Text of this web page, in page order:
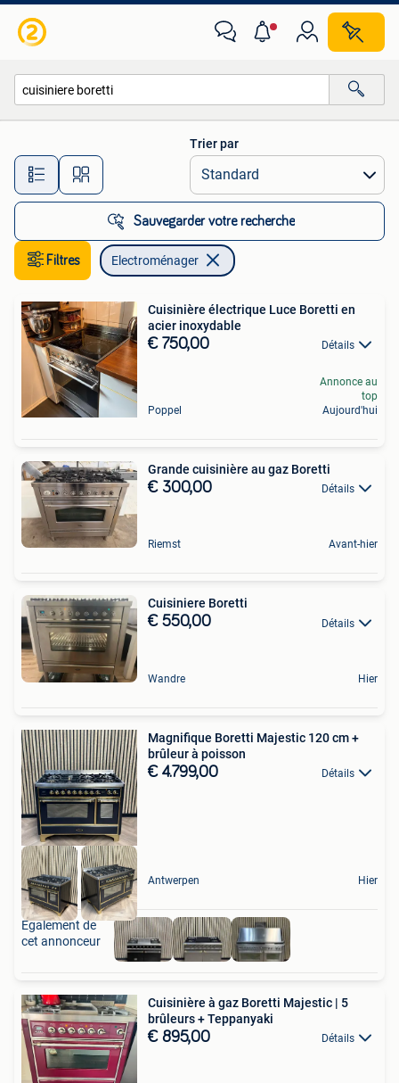
Toutes les distances…
Trier par
Sauvegarder votre recherche
Filtres Electroménager
Cuisinière électrique Luce Boretti en
acier inoxydable
€ 750,00 Détails
Poppel
Annonce au
top
Aujourd'hui
Grande cuisinière au gaz Boretti
€ 300,00 Détails
Riemst Avant-hier
Cuisiniere Boretti
€ 550,00 Détails
Wandre Hier
Magnifique Boretti Majestic 120 cm +
brûleur à poisson
€ 4.799,00 Détails
Antwerpen Hier
Également de
cet annonceur
Cuisinière à gaz Boretti Majestic | 5
brûleurs + Teppanyaki
€ 895,00 Détails